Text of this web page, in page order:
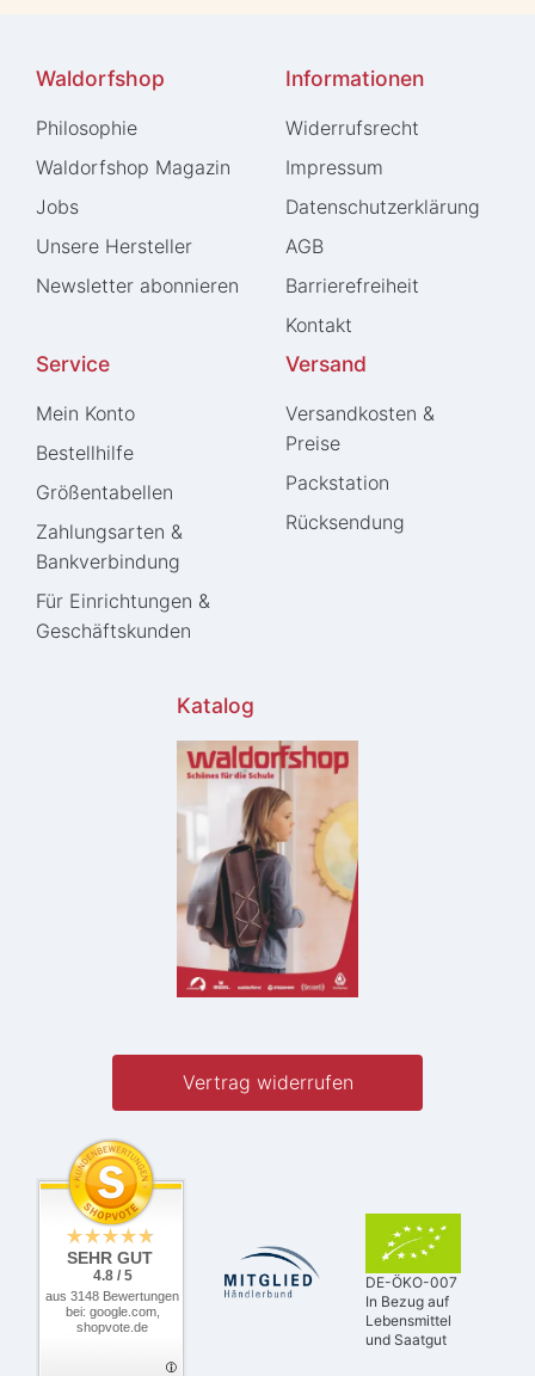
Waldorfshop
Philosophie
Waldorfshop Magazin
Jobs
Unsere Hersteller
Newsletter abonnieren
Informationen
Widerrufs­recht
Impressum
Daten­schutz­erklärung
AGB
Barrierefreiheit
Kontakt
Service
Mein Konto
Bestellhilfe
Größentabellen
Zahlungsarten &
Bankverbindung
Für Einrichtungen &
Geschäftskunden
Versand
Versandkosten &
Preise
Packstation
Rücksendung
Katalog
Vertrag widerrufen
SEHR GUT
4.8 / 5
aus 3148 Bewertungen
bei: google.com,
shopvote.de
DE-ÖKO-007
In Bezug auf
Lebensmittel
und Saatgut